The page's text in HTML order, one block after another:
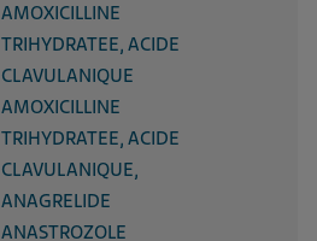
AMOXICILLINE
TRIHYDRATEE, ACIDE
CLAVULANIQUE
AMOXICILLINE
TRIHYDRATEE, ACIDE
CLAVULANIQUE,
ANAGRELIDE
ANASTROZOLE